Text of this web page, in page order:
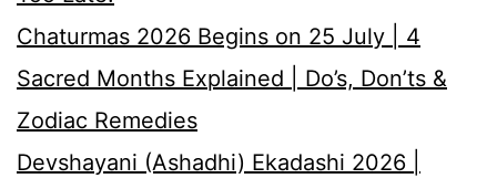
Chaturmas 2026 Begins on 25 July | 4
Sacred Months Explained | Do’s, Don’ts &
Zodiac Remedies
Devshayani (Ashadhi) Ekadashi 2026 |